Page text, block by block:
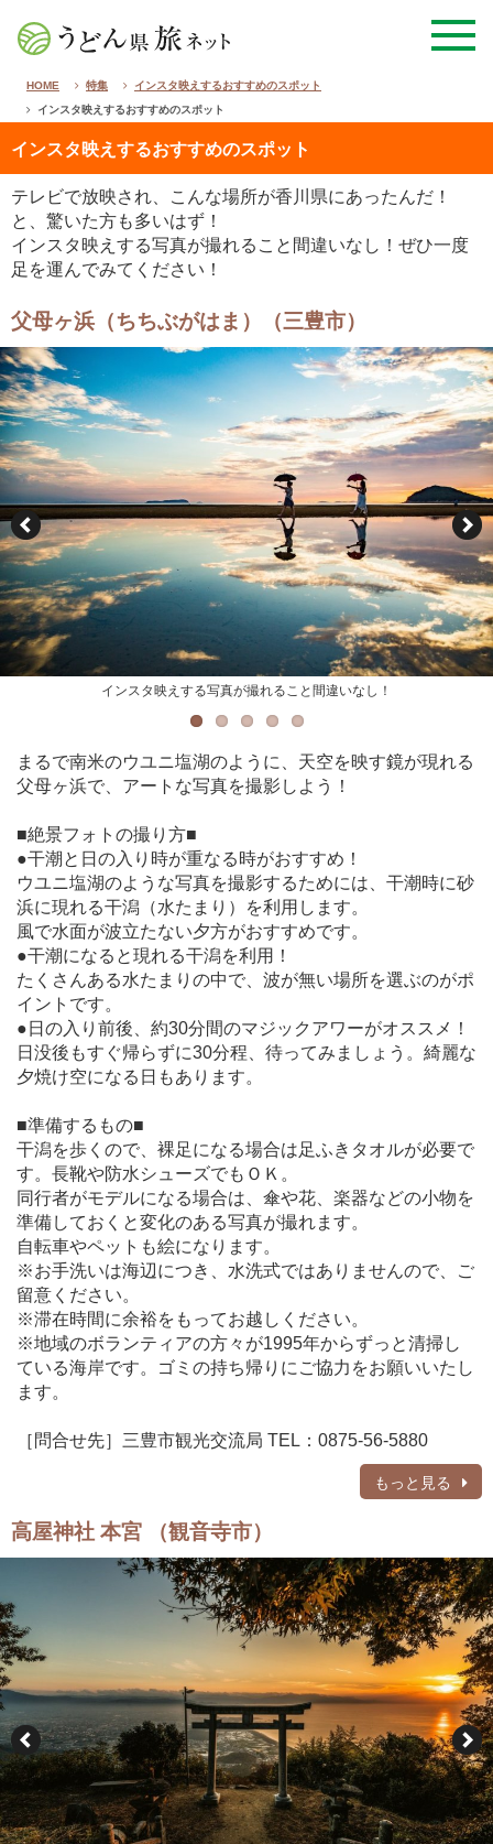
HOME 特集
インスタ映えするおすすめのスポット
インスタ映えするおすすめのスポット
インスタ映えするおすすめのスポット
テレビで放映され、こんな場所が香川県にあったんだ！
と、驚いた方も多いはず！
インスタ映えする写真が撮れること間違いなし！ぜひ一度
足を運んでみてください！
父母ヶ浜（ちちぶがはま）（三豊市）
インスタ映えする写真が撮れること間違いなし！
夕日が沈む直前には空一面が鮮やかな色に染まり、幻想的な光景が広がります
アイディア次第で色々なポーズを試してみてください
夜空に輝く月を入れた一枚です
スマートフォンのカメラでも工夫すれば素敵な写真が撮れます
まるで南米のウユニ塩湖のように、天空を映す鏡が現れる
父母ヶ浜で、アートな写真を撮影しよう！
■絶景フォトの撮り方■
●干潮と日の入り時が重なる時がおすすめ！
ウユニ塩湖のような写真を撮影するためには、干潮時に砂
浜に現れる干潟（水たまり）を利用します。
風で水面が波立たない夕方がおすすめです。
●干潮になると現れる干潟を利用！
たくさんある水たまりの中で、波が無い場所を選ぶのがポ
イントです。
●日の入り前後、約30分間のマジックアワーがオススメ！
日没後もすぐ帰らずに30分程、待ってみましょう。綺麗な
夕焼け空になる日もあります。
■準備するもの■
干潟を歩くので、裸足になる場合は足ふきタオルが必要で
す。長靴や防水シューズでもＯＫ。
同行者がモデルになる場合は、傘や花、楽器などの小物を
準備しておくと変化のある写真が撮れます。
自転車やペットも絵になります。
※お手洗いは海辺につき、水洗式ではありませんので、ご
留意ください。
※滞在時間に余裕をもってお越しください。
※地域のボランティアの方々が1995年からずっと清掃し
ている海岸です。ゴミの持ち帰りにご協力をお願いいたし
ます。
［問合せ先］三豊市観光交流局 TEL：0875-56-5880
もっと見る
高屋神社 本宮 （観音寺市）